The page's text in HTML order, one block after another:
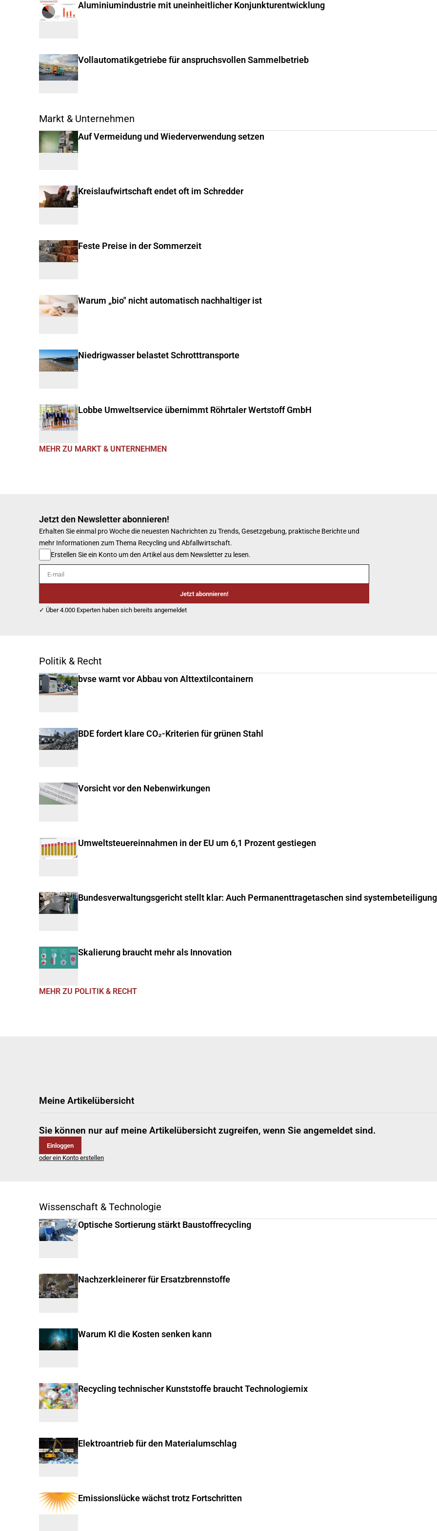
Aluminiumindustrie mit uneinheitlicher Konjunkturentwicklung
Vollautomatikgetriebe für anspruchsvollen Sammelbetrieb
Markt & Unternehmen
Auf Vermeidung und Wiederverwendung setzen
Kreislaufwirtschaft endet oft im Schredder
Feste Preise in der Sommerzeit
Warum „bio" nicht automatisch nachhaltiger ist
Niedrigwasser belastet Schrotttransporte
Lobbe Umweltservice übernimmt Röhrtaler Wertstoff GmbH
MEHR ZU MARKT & UNTERNEHMEN
Jetzt den Newsletter abonnieren!
Erhalten Sie einmal pro Woche die neuesten Nachrichten zu Trends, Gesetzgebung, praktische Berichte und
mehr Informationen zum Thema Recycling und Abfallwirtschaft.
Erstellen Sie ein Konto um den Artikel aus dem Newsletter zu lesen.
E-mail
Jetzt abonnieren!
✓ Über 4.000 Experten haben sich bereits angemeldet
Politik & Recht
bvse warnt vor Abbau von Alttextilcontainern
BDE fordert klare CO₂-Kriterien für grünen Stahl
Vorsicht vor den Nebenwirkungen
Umweltsteuereinnahmen in der EU um 6,1 Prozent gestiegen
Bundesverwaltungsgericht stellt klar: Auch Permanenttragetaschen sind
Skalierung braucht mehr als Innovation
MEHR ZU POLITIK & RECHT
Meine Artikelübersicht
Sie können nur auf meine Artikelübersicht zugreifen, wenn Sie angemeldet sind.
Einloggen
oder ein Konto erstellen
Wissenschaft & Technologie
Optische Sortierung stärkt Baustoffrecycling
Nachzerkleinerer für Ersatzbrennstoffe
Warum KI die Kosten senken kann
Recycling technischer Kunststoffe braucht Technologiemix
Elektroantrieb für den Materialumschlag
Emissionslücke wächst trotz Fortschritten